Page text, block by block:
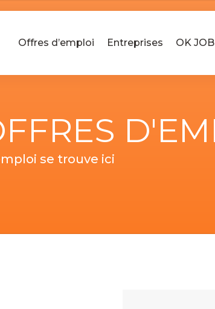
Offres d’emploi Entreprises OK JOB
se trouve ici